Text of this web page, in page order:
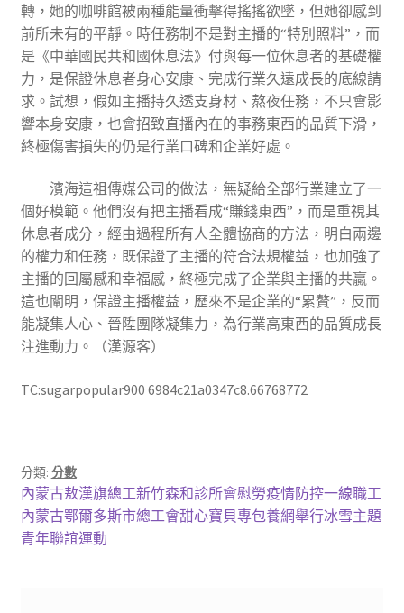
轉，她的咖啡館被兩種能量衝擊得搖搖欲墜，但她卻感到
前所未有的平靜。時任務制不是對主播的“特別照料”，而
是《中華國民共和國休息法》付與每一位休息者的基礎權
力，是保證休息者身心安康、完成行業久遠成長的底線請
求。試想，假如主播持久透支身材、熬夜任務，不只會影
響本身安康，也會招致直播內在的事務東西的品質下滑，
終極傷害損失的仍是行業口碑和企業好處。
濱海這祖傳媒公司的做法，無疑給全部行業建立了一
個好模範。他們沒有把主播看成“賺錢東西”，而是重視其
休息者成分，經由過程所有人全體協商的方法，明白兩邊
的權力和任務，既保證了主播的符合法規權益，也加強了
主播的回屬感和幸福感，終極完成了企業與主播的共贏。
這也闡明，保證主播權益，歷來不是企業的“累贅”，反而
能凝集人心、晉陞團隊凝集力，為行業高東西的品質成長
注進動力。（漢源客）
TC:sugarpopular900 6984c21a0347c8.66768772
分類: 分數
文
章
上
一
篇
內蒙古敖漢旗總工新竹森和診所會慰勞疫情防控一線職工
下
一
內蒙古鄂爾多斯市總工會甜心寶貝專包養網舉行冰雪主題
青年聯誼運動